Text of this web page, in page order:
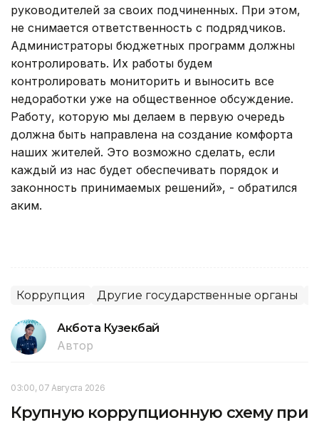
руководителей за своих подчиненных. При этом,
не снимается ответственность с подрядчиков.
Администраторы бюджетных программ должны
контролировать. Их работы будем
контролировать мониторить и выносить все
недоработки уже на общественное обсуждение.
Работу, которую мы делаем в первую очередь
должна быть направлена на создание комфорта
наших жителей. Это возможно сделать, если
каждый из нас будет обеспечивать порядок и
законность принимаемых решений», - обратился
аким.
Коррупция Другие государственные органы
Акбота Кузекбай
Автор
03:00, 07 Августа 2026
Крупную коррупционную схему при